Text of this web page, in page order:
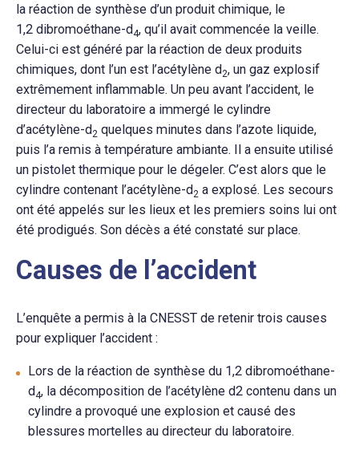
la réaction de synthèse d’un produit chimique, le
1,2 dibromoéthane-d4, qu’il avait commencée la veille.
Celui-ci est généré par la réaction de deux produits
chimiques, dont l’un est l’acétylène d2, un gaz explosif
extrêmement inflammable. Un peu avant l’accident, le
directeur du laboratoire a immergé le cylindre
d’acétylène-d2 quelques minutes dans l’azote liquide,
puis l’a remis à température ambiante. Il a ensuite utilisé
un pistolet thermique pour le dégeler. C’est alors que le
cylindre contenant l’acétylène-d2 a explosé. Les secours
ont été appelés sur les lieux et les premiers soins lui ont
été prodigués. Son décès a été constaté sur place.
Causes de l’accident
L’enquête a permis à la CNESST de retenir trois causes
pour expliquer l’accident :
Lors de la réaction de synthèse du 1,2 dibromoéthane-
d4, la décomposition de l’acétylène d2 contenu dans un
cylindre a provoqué une explosion et causé des
blessures mortelles au directeur du laboratoire.